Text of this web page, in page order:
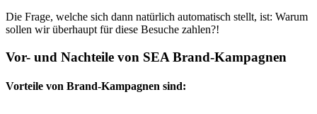
Die Frage, welche sich dann natürlich automatisch stellt, ist: Warum
sollen wir überhaupt für diese Besuche zahlen?!
Vor- und Nachteile von SEA Brand-Kampagnen
Vorteile von Brand-Kampagnen sind: